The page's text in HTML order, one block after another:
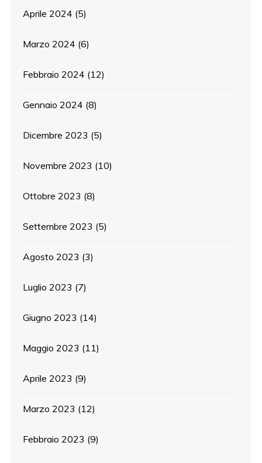
Aprile 2024 (5)
Marzo 2024 (6)
Febbraio 2024 (12)
Gennaio 2024 (8)
Dicembre 2023 (5)
Novembre 2023 (10)
Ottobre 2023 (8)
Settembre 2023 (5)
Agosto 2023 (3)
Luglio 2023 (7)
Giugno 2023 (14)
Maggio 2023 (11)
Aprile 2023 (9)
Marzo 2023 (12)
Febbraio 2023 (9)